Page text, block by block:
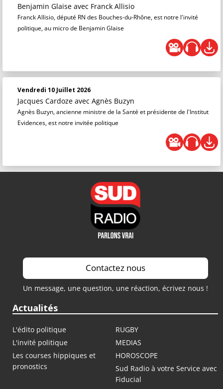
Benjamin Glaise avec Franck Allisio
Franck Allisio, député RN des Bouches-du-Rhône, est notre l'invité
politique, au micro de Benjamin Glaise
Vendredi 10 Juillet 2026
Jacques Cardoze avec Agnès Buzyn
Agnès Buzyn, ancienne ministre de la Santé et présidente de l'Institut
Evidences, est notre invitée politique
Contactez nous
Un message, une question, une réaction, écrivez nous !
Actualités
L'édito politique
RUGBY
L'invité politique
MEDIAS
Les courses hippiques et
pronostics
HOROSCOPE
Sud Radio à votre Service avec
Fiducial